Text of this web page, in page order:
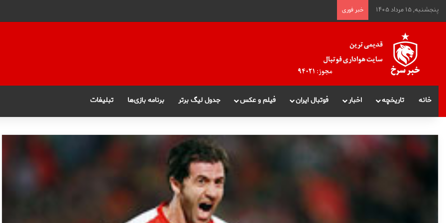
پنجشنبه, ۱۵ مرداد ۱۴۰۵ خبر فوری
خانه تاریخچه اخبار فوتبال ایران فیلم و عکس جدول لیگ برتر برنامه بازی‌ها تبلیغات